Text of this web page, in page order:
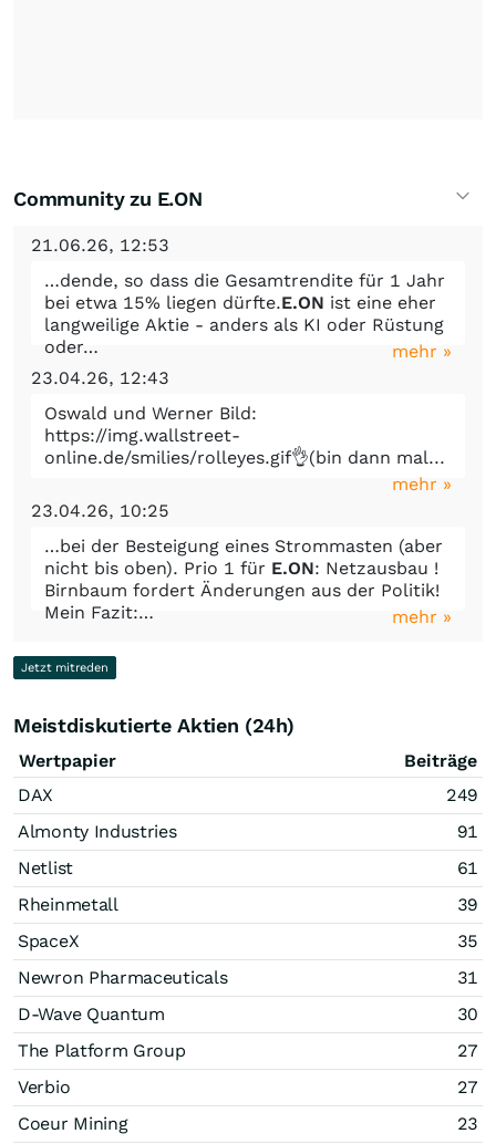
Community zu E.ON
21.06.26, 12:53
…dende, so dass die Gesamtrendite für 1 Jahr
bei etwa 15% liegen dürfte.E.ON ist eine eher
langweilige Aktie - anders als KI oder Rüstung
oder…
mehr »
23.04.26, 12:43
Oswald und Werner Bild:
https://img.wallstreet-
online.de/smilies/rolleyes.gif👌(bin dann mal...
mehr »
23.04.26, 10:25
…bei der Besteigung eines Strommasten (aber
nicht bis oben). Prio 1 für E.ON: Netzausbau !
Birnbaum fordert Änderungen aus der Politik!
Mein Fazit:…
mehr »
Jetzt mitreden
Meistdiskutierte Aktien (24h)
Wertpapier
Beiträge
DAX
249
Almonty Industries
91
Netlist
61
Rheinmetall
39
SpaceX
35
Newron Pharmaceuticals
31
D-Wave Quantum
30
The Platform Group
27
Verbio
27
Coeur Mining
23